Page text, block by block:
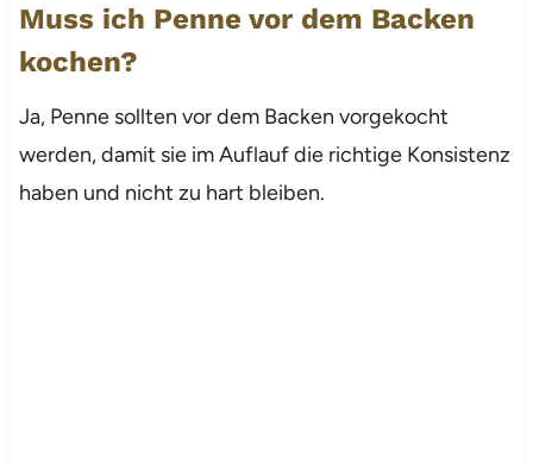
Muss ich Penne vor dem Backen
kochen?
Ja, Penne sollten vor dem Backen vorgekocht
werden, damit sie im Auflauf die richtige Konsistenz
haben und nicht zu hart bleiben.